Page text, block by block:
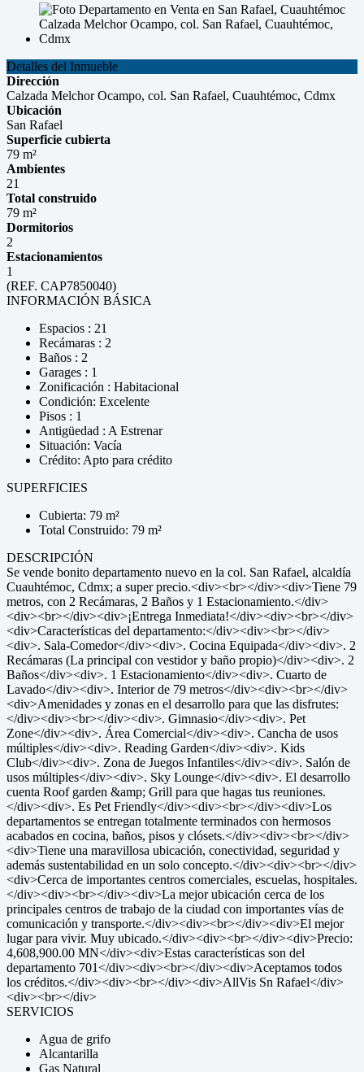
Detalles del Inmueble
Dirección
Calzada Melchor Ocampo, col. San Rafael, Cuauhtémoc, Cdmx
Ubicación
San Rafael
Superficie cubierta
79 m²
Ambientes
21
Total construido
79 m²
Dormitorios
2
Estacionamientos
1
(REF. CAP7850040)
INFORMACIÓN BÁSICA
Espacios : 21
Recámaras : 2
Baños : 2
Garages : 1
Zonificación : Habitacional
Condición: Excelente
Pisos : 1
Antigüedad : A Estrenar
Situación: Vacía
Crédito: Apto para crédito
SUPERFICIES
Cubierta: 79 m²
Total Construido: 79 m²
DESCRIPCIÓN
Se vende bonito departamento nuevo en la col. San Rafael, alcaldía
Cuauhtémoc, Cdmx; a super precio.<div><br></div><div>Tiene 79
metros, con 2 Recámaras, 2 Baños y 1 Estacionamiento.</div>
<div><br></div><div>¡Entrega Inmediata!</div><div><br></div>
<div>Características del departamento:</div><div><br></div>
<div>. Sala-Comedor</div><div>. Cocina Equipada</div><div>. 2
Recámaras (La principal con vestidor y baño propio)</div><div>. 2
Baños</div><div>. 1 Estacionamiento</div><div>. Cuarto de
Lavado</div><div>. Interior de 79 metros</div><div><br></div>
<div>Amenidades y zonas en el desarrollo para que las disfrutes:
</div><div><br></div><div>. Gimnasio</div><div>. Pet
Zone</div><div>. Área Comercial</div><div>. Cancha de usos
múltiples</div><div>. Reading Garden</div><div>. Kids
Club</div><div>. Zona de Juegos Infantiles</div><div>. Salón de
usos múltiples</div><div>. Sky Lounge</div><div>. El desarrollo
cuenta Roof garden &amp; Grill para que hagas tus reuniones.
</div><div>. Es Pet Friendly</div><div><br></div><div>Los
departamentos se entregan totalmente terminados con hermosos
acabados en cocina, baños, pisos y clósets.</div><div><br></div>
<div>Tiene una maravillosa ubicación, conectividad, seguridad y
además sustentabilidad en un solo concepto.</div><div><br></div>
<div>Cerca de importantes centros comerciales, escuelas, hospitales.
</div><div><br></div><div>La mejor ubicación cerca de los
principales centros de trabajo de la ciudad con importantes vías de
comunicación y transporte.</div><div><br></div><div>El mejor
lugar para vivir. Muy ubicado.</div><div><br></div><div>Precio:
4,608,900.00 MN</div><div>Estas características son del
departamento 701</div><div><br></div><div>Aceptamos todos
los créditos.</div><div><br></div><div>AllVis Sn Rafael</div>
<div><br></div>
SERVICIOS
Agua de grifo
Alcantarilla
Gas Natural